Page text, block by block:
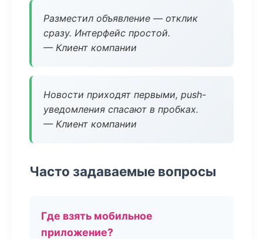
Разместил объявление — отклик
сразу. Интерфейс простой.
— Клиент компании
Новости приходят первыми, push-
уведомления спасают в пробках.
— Клиент компании
Часто задаваемые вопросы
Где взять мобильное
приложение?